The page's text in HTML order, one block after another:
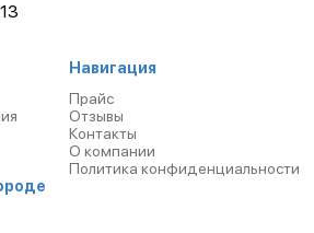
Навигация
Прайс
Отзывы
Контакты
О компании
Политика конфиденциальности